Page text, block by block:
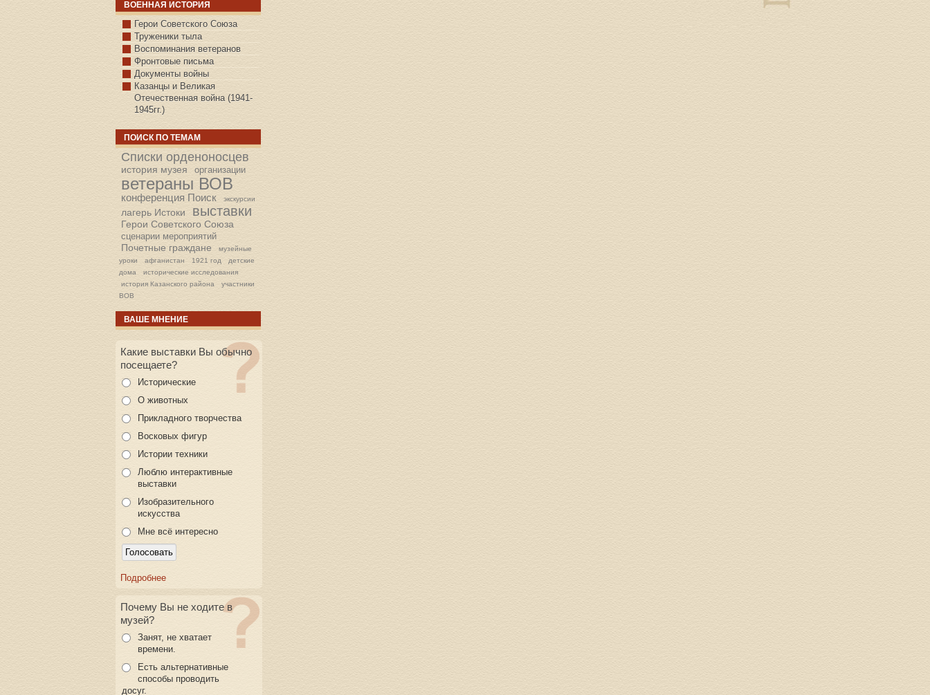
ВОЕННАЯ ИСТОРИЯ
С.КАЗАНСКОЕ
Герои Советского Союза
Труженики тыла
Воспоминания ветеранов
Фронтовые письма
Документы войны
Казанцы и Великая
Отечественная война (1941-
1945гг.)
ПОИСК ПО ТЕМАМ
Списки орденоносцев
история музея организации
ветераны ВОВ
конференция Поиск экскурсии
лагерь Истоки выставки
Герои Советского Союза
сценарии мероприятий
Почетные граждане
музейные
уроки
афганистан 1921 год
детские
дома
исторические исследования
история Казанского района
участники
ВОВ
ВАШЕ МНЕНИЕ
Какие выставки Вы обычно
посещаете?
Исторические
О животных
Прикладного творчества
Восковых фигур
Истории техники
Люблю интерактивные
выставки
Изобразительного
искусства
Мне всё интересно
Подробнее
Почему Вы не ходите в
музей?
Занят, не хватает
времени.
Есть альтернативные
способы проводить
досуг.